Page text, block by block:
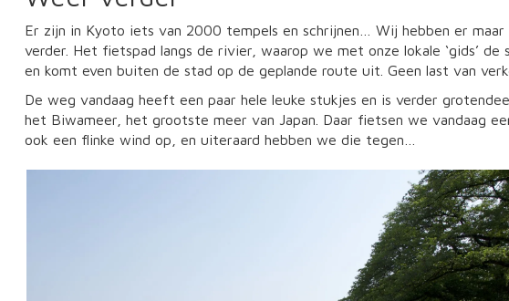
Er zijn in Kyoto iets van 2000 tempels en schrijnen… Wij hebben er maar
verder. Het fietspad langs de rivier, waarop we met onze lokale ‘gids’
en komt even buiten de stad op de geplande route uit. Geen last van
De weg vandaag heeft een paar hele leuke stukjes en is verder
het Biwameer, het grootste meer van Japan. Daar fietsen we vandaag
ook een flinke wind op, en uiteraard hebben we die tegen…